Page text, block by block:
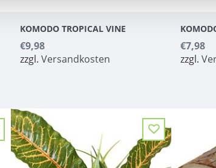
KOMODO TROPICAL VINE
€9,98
zzgl. Versandkosten
€7,98
zzgl.